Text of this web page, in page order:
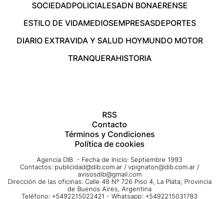
SOCIEDADPOLICIALESADN BONAERENSE
ESTILO DE VIDAMEDIOSEMPRESASDEPORTES
DIARIO EXTRAVIDA Y SALUD HOYMUNDO MOTOR
TRANQUERAHISTORIA
RSS
Contacto
Términos y Condiciones
Política de cookies
Agencia DIB - Fecha de Inicio: Septiembre 1993
Contactos: publicidad@dib.com.ar / vpignaton@dib.com.ar /
avisosdib@gmail.com
Dirección de las oficinas: Calle 48 Nº 726 Piso 4, La Plata; Provincia
de Buenos Aires, Argentina
Teléfono: +5492215022421 - Whatsapp: +5492215031783